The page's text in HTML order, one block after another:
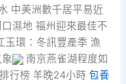
中美洲數千居平易近
濕地 福州迎來最佳不
玉環：冬訊豐產季 漁
南京燕雀湖程度如
行榜 羊晚24小時包養